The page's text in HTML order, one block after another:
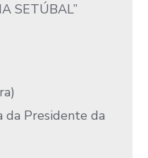
SETÚBAL”
da Presidente da